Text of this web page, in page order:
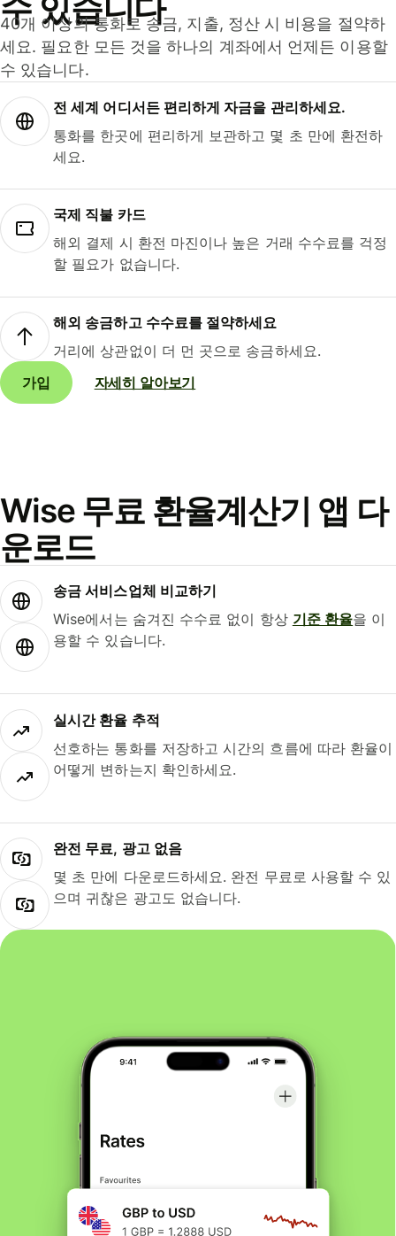
수 있습니다
40개 이상의 통화로 송금, 지출, 정산 시 비용을 절약하
세요. 필요한 모든 것을 하나의 계좌에서 언제든 이용할
수 있습니다.
전 세계 어디서든 편리하게 자금을 관리하세요.
통화를 한곳에 편리하게 보관하고 몇 초 만에 환전하
세요.
국제 직불 카드
해외 결제 시 환전 마진이나 높은 거래 수수료를 걱정
할 필요가 없습니다.
해외 송금하고 수수료를 절약하세요
거리에 상관없이 더 먼 곳으로 송금하세요.
가입
자세히 알아보기
Wise 무료 환율계산기 앱 다
운로드
송금 서비스업체 비교하기
Wise에서는 숨겨진 수수료 없이 항상 기준 환율을 이
용할 수 있습니다.
실시간 환율 추적
선호하는 통화를 저장하고 시간의 흐름에 따라 환율이
어떻게 변하는지 확인하세요.
완전 무료, 광고 없음
몇 초 만에 다운로드하세요. 완전 무료로 사용할 수 있
으며 귀찮은 광고도 없습니다.